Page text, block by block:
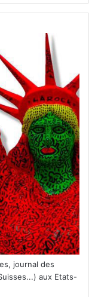
journal des
aux Etats-